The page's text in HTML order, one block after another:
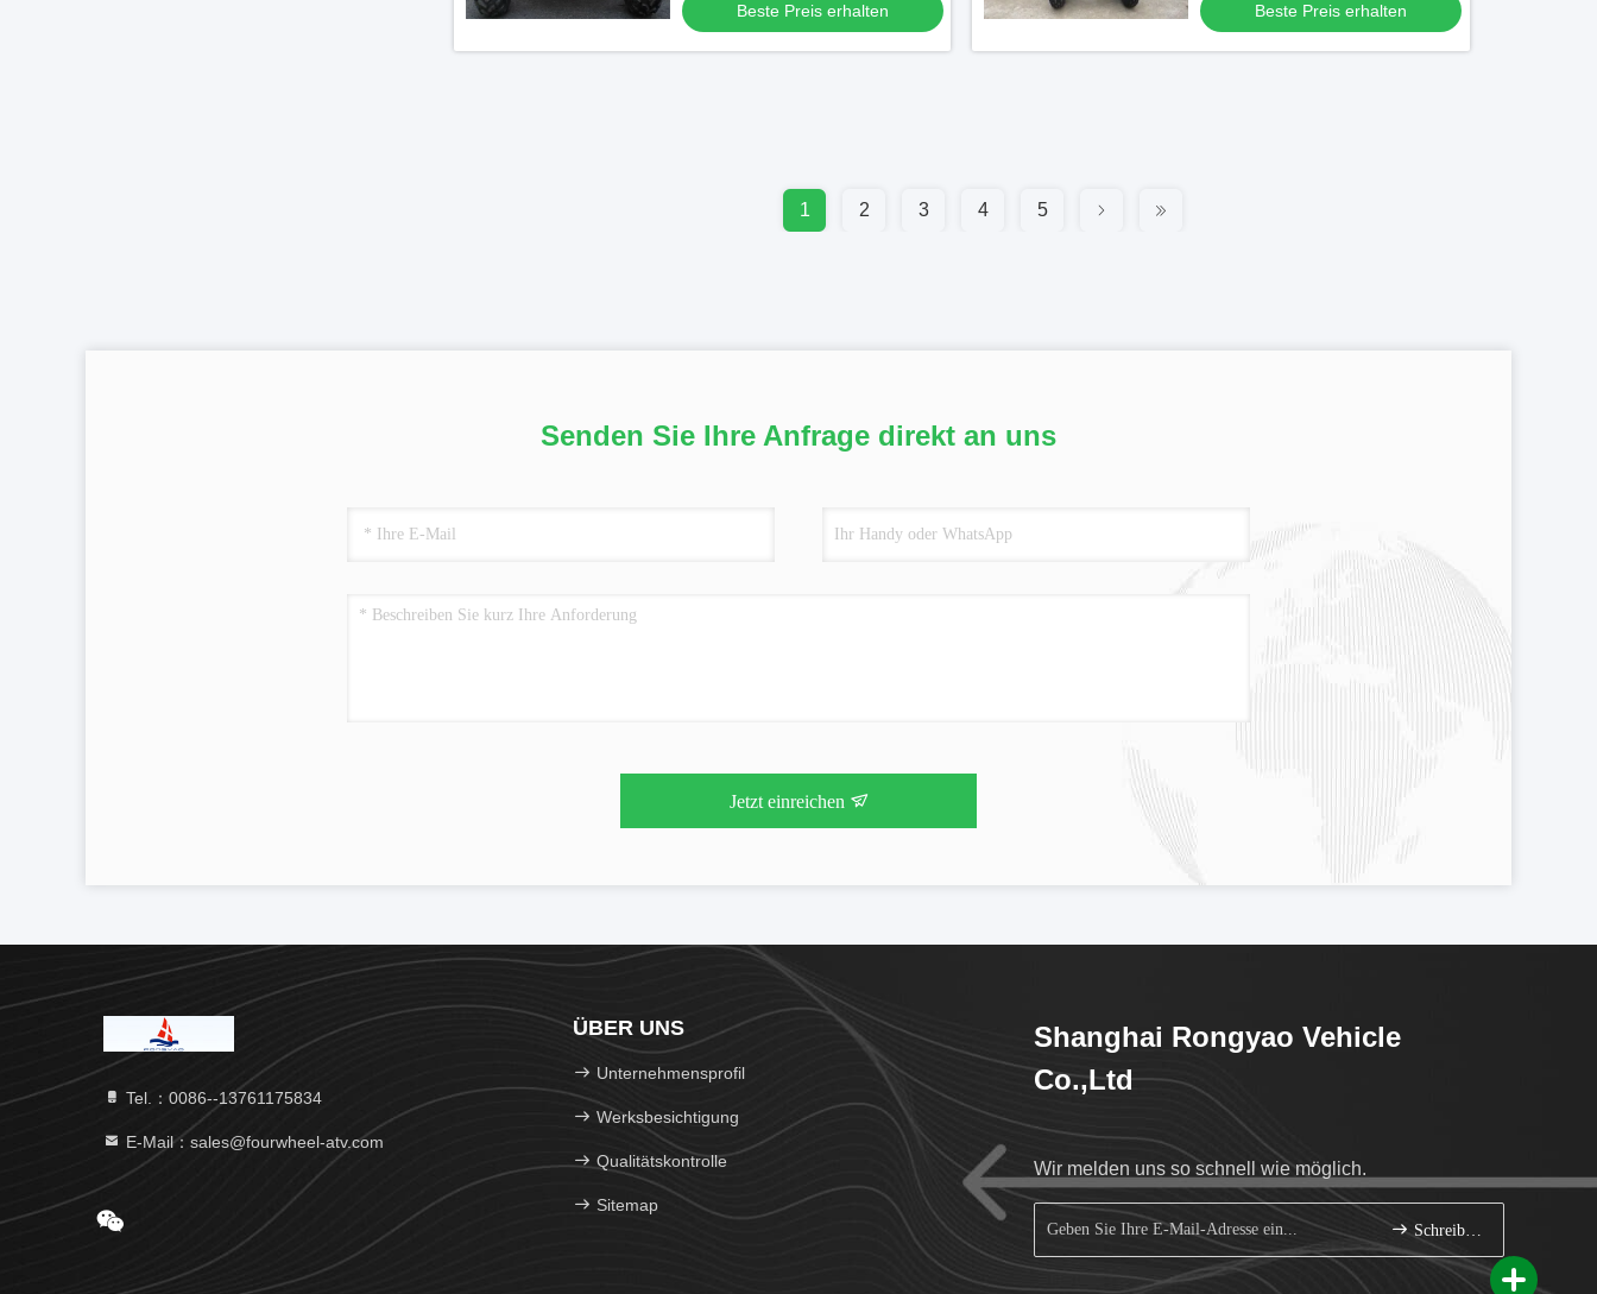
Beste Preis erhalten Beste Preis erhalten
1 2 3 4 5
Senden Sie Ihre Anfrage direkt an uns
Jetzt einreichen
Tel.：0086--13761175834
E-Mail：sales@fourwheel-atv.com
ÜBER UNS
Unternehmensprofil
Werksbesichtigung
Qualitätskontrolle
Sitemap
Shanghai Rongyao Vehicle
Co.,Ltd
Wir melden uns so schnell wie möglich.
Schreiben Sie sich an.